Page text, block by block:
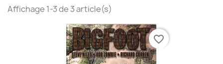
Affichage 1-3 de 3 article(s)
favorite_border